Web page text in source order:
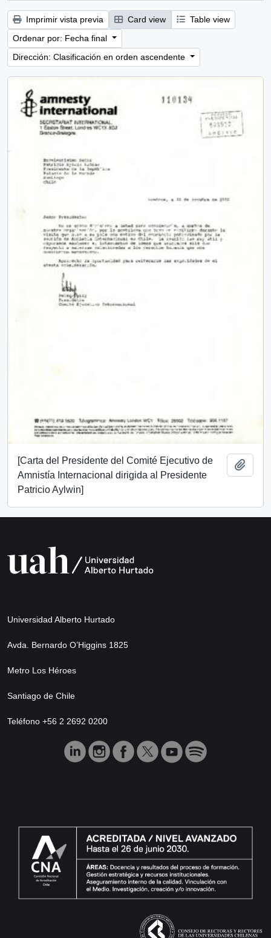
Imprimir vista previa Card view
Table view
Ordenar por: Fecha final
Dirección: Clasificación en orden ascendente
[Carta del Presidente del Comité Ejecutivo de
Amnistía Internacional dirigida al Presidente
Patricio Aylwin]
Universidad Alberto Hurtado
Avda. Bernardo O’Higgins 1825
Metro Los Héroes
Santiago de Chile
Teléfono +56 2 2692 0200